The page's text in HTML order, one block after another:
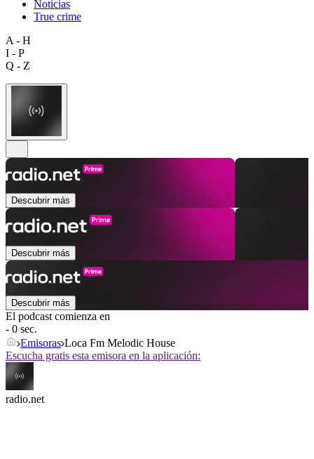
Noticias
True crime
A - H
I - P
Q - Z
Descubrir más
Descubrir más
Descubrir más
El podcast comienza en
- 0 sec.
Emisoras Loca Fm Melodic House
Escucha gratis esta emisora en la aplicación:
radio.net